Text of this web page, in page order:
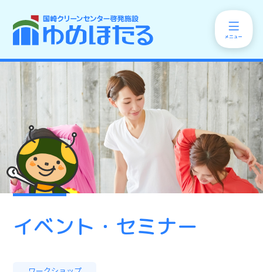
イベント・セミナー